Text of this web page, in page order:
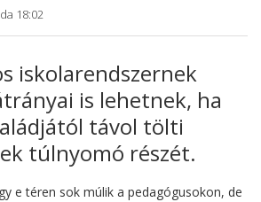
18:02
iskolarendszernek
is lehetnek, ha
távol tölti
túlnyomó részét.
e téren sok múlik a pedagógusokon, de